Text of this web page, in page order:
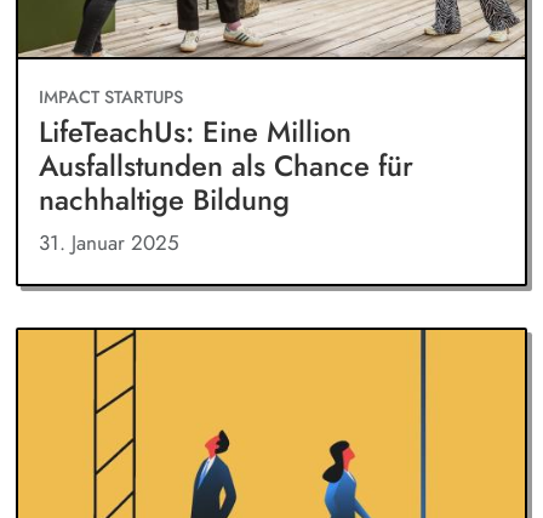
IMPACT STARTUPS
LifeTeachUs: Eine Million
Ausfallstunden als Chance für
nachhaltige Bildung
31. Januar 2025